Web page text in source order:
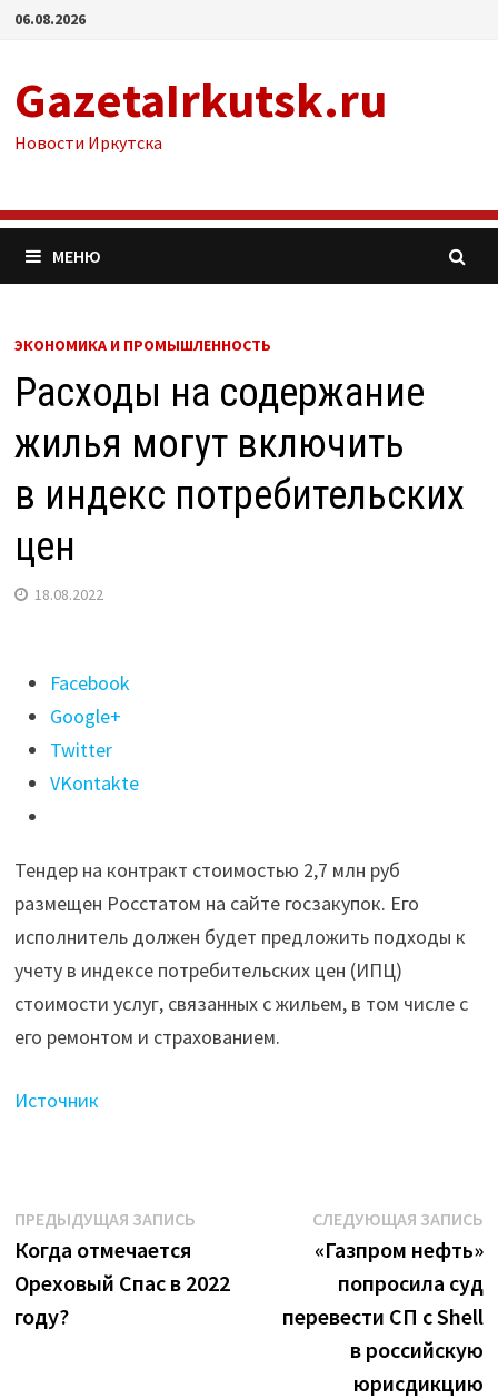
Перейти
06.08.2026
GazetaIrkutsk.ru
Новости Иркутска
МЕНЮ
ЭКОНОМИКА И ПРОМЫШЛЕННОСТЬ
Расходы на содержание
жилья могут включить
в индекс потребительских
цен
18.08.2022
Поделиться
"Расходы
на содержание
жилья
могут
в индекс
потребительских
цен"
Facebook
Google+
Twitter
VKontakte
Тендер на контракт стоимостью 2,7 млн руб
размещен Росстатом на сайте госзакупок. Его
исполнитель должен будет предложить подходы к
учету в индексе потребительских цен (ИПЦ)
стоимости услуг, связанных с жильем, в том числе с
его ремонтом и страхованием.
Источник
Навигация
по
записям
ПРЕДЫДУЩАЯ ЗАПИСЬПредыдущая
Когда отмечается
Ореховый Спас в 2022
году?
СЛЕДУЮЩАЯ ЗАПИСЬ
«Газпром нефть»
попросила суд
перевести СП с Shell
в российскую
юрисдикцию